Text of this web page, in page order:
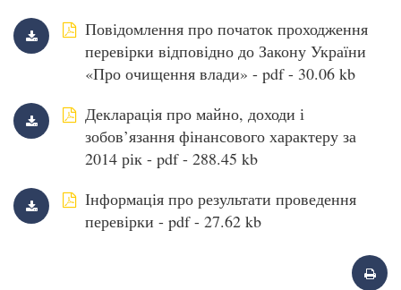
Повідомлення про початок проходження
перевірки відповідно до Закону України
«Про очищення влади» - pdf - 30.06 kb
Декларація про майно, доходи і
зобов’язання фінансового характеру за
2014 рік - pdf - 288.45 kb
Інформація про результати проведення
перевірки - pdf - 27.62 kb